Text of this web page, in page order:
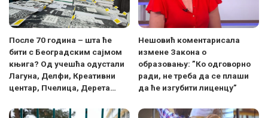
После 70 година – шта ће
бити с Београдским сајмом
књига? Од учешћа одустали
Лагуна, Делфи, Креативни
центар, Пчелица, Дерета…
Нешовић коментарисала
измене Закона о
образовању: ”Ко одговорно
ради, не треба да се плаши
да ће изгубити лиценцу”